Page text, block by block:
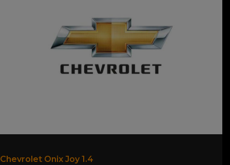
Chevrolet Onix Joy 1.4